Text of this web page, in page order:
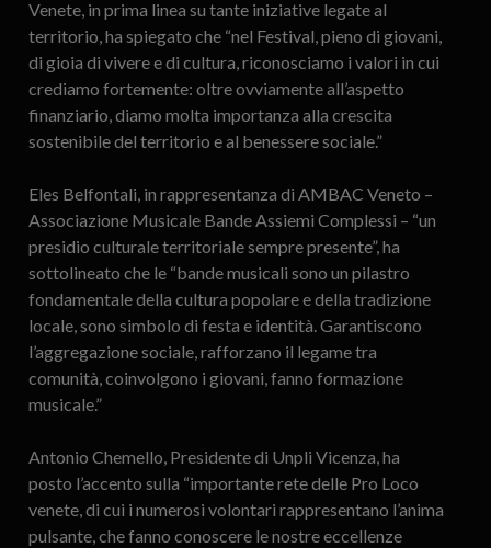
Venete, in prima linea su tante iniziative legate al
territorio, ha spiegato che “nel Festival, pieno di giovani,
di gioia di vivere e di cultura, riconosciamo i valori in cui
crediamo fortemente: oltre ovviamente all’aspetto
finanziario, diamo molta importanza alla crescita
sostenibile del territorio e al benessere sociale.”
Eles Belfontali, in rappresentanza di AMBAC Veneto –
Associazione Musicale Bande Assiemi Complessi – “un
presidio culturale territoriale sempre presente”, ha
sottolineato che le “bande musicali sono un pilastro
fondamentale della cultura popolare e della tradizione
locale, sono simbolo di festa e identità. Garantiscono
l’aggregazione sociale, rafforzano il legame tra
comunità, coinvolgono i giovani, fanno formazione
musicale.”
Antonio Chemello, Presidente di Unpli Vicenza, ha
posto l’accento sulla “importante rete delle Pro Loco
venete, di cui i numerosi volontari rappresentano l’anima
pulsante, che fanno conoscere le nostre eccellenze